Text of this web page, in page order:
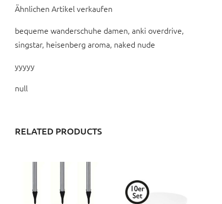
Ähnlichen Artikel verkaufen
bequeme wanderschuhe damen, anki overdrive,
singstar, heisenberg aroma, naked nude
yyyyy
null
RELATED PRODUCTS